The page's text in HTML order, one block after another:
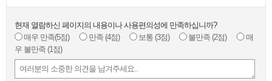
현재 열람하신 페이지의 내용이나 사용편의성에 만족하십니까?
매우 만족(5점) 만족 (4점) 보통 (3점) 불만족 (2점)
매
우 불만족 (1점)